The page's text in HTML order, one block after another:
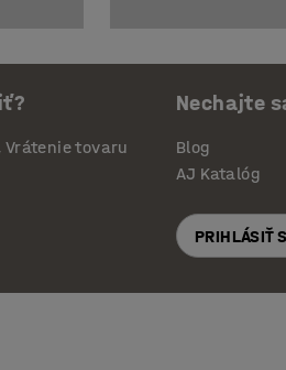
Vrátenie tovaru
Nechajte
Blog
AJ Katalóg
PRIHLÁSIŤ